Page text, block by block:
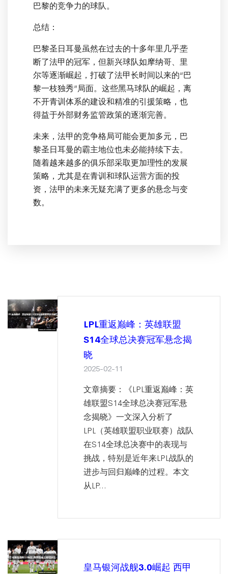
巴黎的竞争力的球队。
总结：
巴黎圣日耳曼虽然在过去的十多年里几乎垄
断了法甲的冠军，但新兴球队如摩纳哥、里
尔等逐渐崛起，打破了法甲长时间以来的“巴
黎一枝独秀”局面。这些黑马球队的崛起，离
不开青训体系的建设和精准的引援策略，也
得益于外部财务监管政策的逐渐完善。
未来，法甲的竞争格局可能会更加多元，巴
黎圣日耳曼的霸主地位也未必能持续下去。
随着越来越多的俱乐部采取更加理性的发展
策略，尤其是在青训和球队运营方面的投
资，法甲的未来无疑充满了更多的悬念与变
数。
LPL重返巅峰：英雄联盟
S14全球总决赛冠军悬念揭
晓
2025-02-11
文章摘要：《LPL重返巅峰：英
雄联盟S14全球总决赛冠军悬
念揭晓》一文深入分析了
LPL（英雄联盟职业联赛）战队
在S14全球总决赛中的表现与
挑战，特别是近年来LPL战队的
进步与回归巅峰的过程。本文
从LP...
皇马银河战舰3.0崛起 西甲